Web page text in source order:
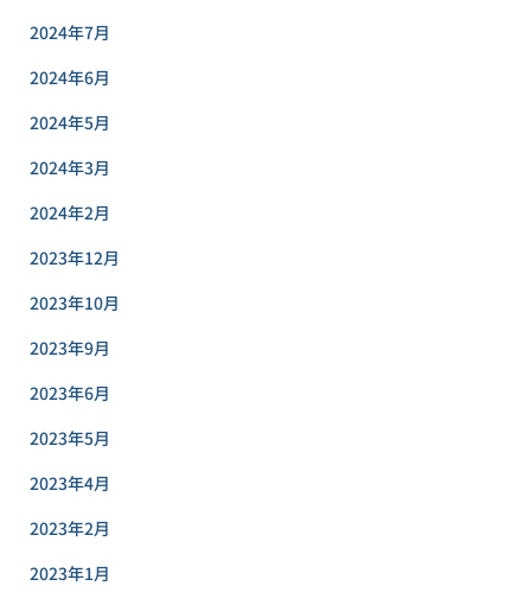
2024年7月
2024年6月
2024年5月
2024年3月
2024年2月
2023年12月
2023年10月
2023年9月
2023年6月
2023年5月
2023年4月
2023年2月
2023年1月